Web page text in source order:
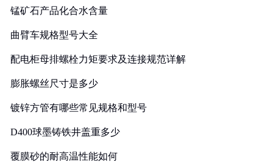
锰矿石产品化合水含量
曲臂车规格型号大全
配电柜母排螺栓力矩要求及连接规范详解
膨胀螺丝尺寸是多少
镀锌方管有哪些常见规格和型号
D400球墨铸铁井盖重多少
覆膜砂的耐高温性能如何